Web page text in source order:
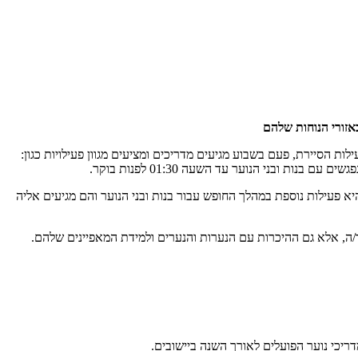
הנוחות שלהם
הסיירת, פעם בשבוע מגיעים מדריכים ומציעים מגוון פעילויות כגון:
הנוער עד השעה 01:30 לפנות בוקר.
פעילות נוספת במהלך החופש עבור בנות ובני הנוער והם מגיעים אליה
אלא גם ההיכרות עם הנערות והנערים ולמידת המאפיינים שלהם.